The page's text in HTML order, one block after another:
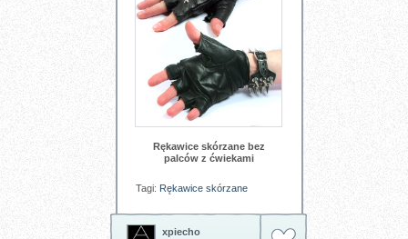
Rękawice skórzane bez
palców z ćwiekami
Tagi: Rękawice skórzane
xpiecho